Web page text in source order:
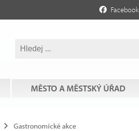
Facebook
MĚSTO A MĚSTSKÝ ÚŘAD
Gastronomické akce